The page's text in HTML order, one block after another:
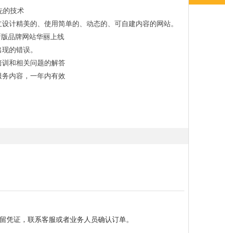
的技术
计精美的、使用简单的、动态的、可自建内容的网站。
品牌网站华丽上线
的错误。
和相关问题的解答
内容，一年内有效
证，联系客服或者业务人员确认订单。